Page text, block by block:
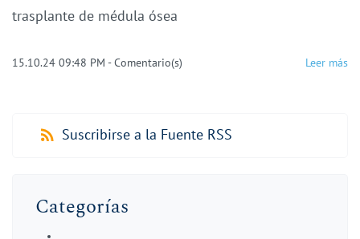
trasplante de médula ósea
15.10.24 09:48 PM -Comentario(s) Leer más
Suscribirse a la Fuente RSS
Categorías